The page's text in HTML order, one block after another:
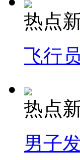
热点
飞行
热点
男子